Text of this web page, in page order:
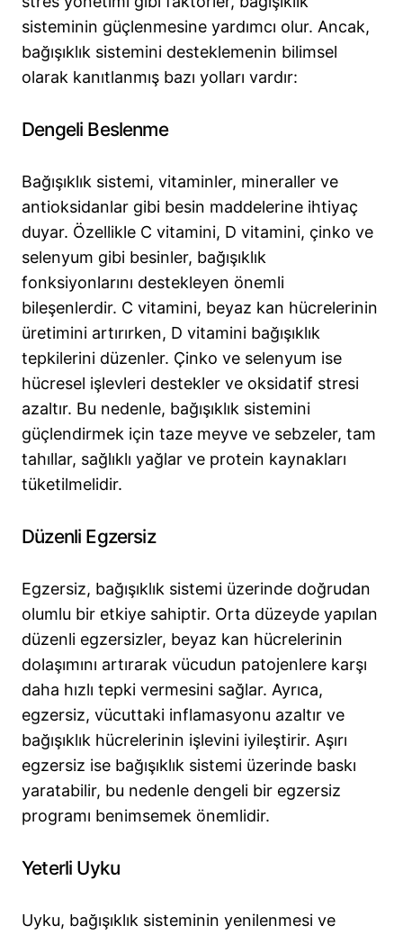
sisteminin güçlenmesine yardımcı olur. Ancak,
bağışıklık sistemini desteklemenin bilimsel
olarak kanıtlanmış bazı yolları vardır:
Dengeli Beslenme
Bağışıklık sistemi, vitaminler, mineraller ve
antioksidanlar gibi besin maddelerine ihtiyaç
duyar. Özellikle C vitamini, D vitamini, çinko ve
selenyum gibi besinler, bağışıklık
fonksiyonlarını destekleyen önemli
bileşenlerdir. C vitamini, beyaz kan hücrelerinin
üretimini artırırken, D vitamini bağışıklık
tepkilerini düzenler. Çinko ve selenyum ise
hücresel işlevleri destekler ve oksidatif stresi
azaltır. Bu nedenle, bağışıklık sistemini
güçlendirmek için taze meyve ve sebzeler, tam
tahıllar, sağlıklı yağlar ve protein kaynakları
tüketilmelidir.
Düzenli Egzersiz
Egzersiz, bağışıklık sistemi üzerinde doğrudan
olumlu bir etkiye sahiptir. Orta düzeyde yapılan
düzenli egzersizler, beyaz kan hücrelerinin
dolaşımını artırarak vücudun patojenlere karşı
daha hızlı tepki vermesini sağlar. Ayrıca,
egzersiz, vücuttaki inflamasyonu azaltır ve
bağışıklık hücrelerinin işlevini iyileştirir. Aşırı
egzersiz ise bağışıklık sistemi üzerinde baskı
yaratabilir, bu nedenle dengeli bir egzersiz
programı benimsemek önemlidir.
Yeterli Uyku
Uyku, bağışıklık sisteminin yenilenmesi ve